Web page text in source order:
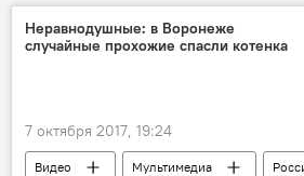
Видземе
Янис Траллис
Янис Дуклавс
Министерство сообщения
реки
Неравнодушные: в Воронеже
случайные прохожие спасли котенка
7 октября 2017, 19:24
Видео Мультимедиа